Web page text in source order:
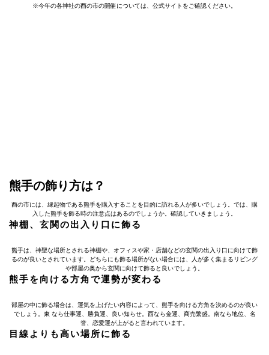
※今年の各神社の酉の市の開催については、公式サイトをご確認ください。
熊手の飾り方は？
酉の市には、縁起物である熊手を購入することを目的に訪れる人が多いでしょう。では、購
入した熊手を飾る時の注意点はあるのでしょうか。確認していきましょう。
神棚、玄関の出入り口に飾る
熊手は、神聖な場所とされる神棚や、オフィスや家・店舗などの玄関の出入り口に向けて飾
るのが良いとされています。どちらにも飾る場所がない場合には、人が多く集まるリビング
や部屋の奥から玄関に向けて飾ると良いでしょう。
熊手を向ける方角で運勢が変わる
部屋の中に飾る場合は、運気を上げたい内容によって、熊手を向ける方角を決めるのが良い
でしょう。東 なら仕事運、勝負運、良い知らせ。西なら金運、商売繁盛。南なら地位、名
誉、恋愛運が上がると言われています。
目線よりも高い場所に飾る